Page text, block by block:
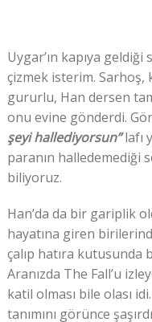
Uygar’ın kapıya geldiği
çizmek isterim. Sarhoş,
gururlu, Han dersen
onu evine gönderdi.
şeyi hallediyorsun”lafı
paranın halledemediği
biliyoruz.
Han’da da bir gariplik
hayatına giren
çalıp hatıra
Aranızda The Fall’u
katil olması bile olası
tanımını görünce